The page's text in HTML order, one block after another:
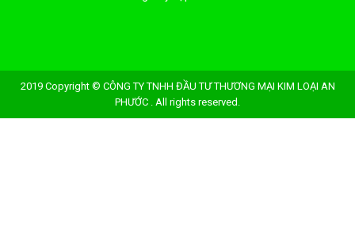
2019 Copyright © CÔNG TY TNHH ĐẦU TƯ THƯƠNG MẠI KIM LOẠI AN
PHƯỚC . All rights reserved.